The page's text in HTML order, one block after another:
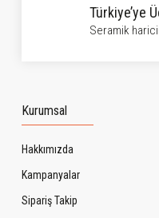
Türkiye’ye
Seramik
Kurumsal
Hakkımızda
Kampanyalar
Sipariş Takip